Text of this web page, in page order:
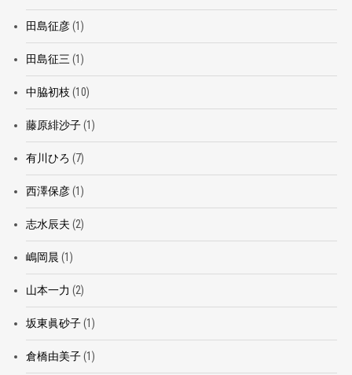
田島征彦(1)
田島征三 (1)
中脇初枝 (10)
藤原緋沙子(1)
有川ひろ (7)
西澤保彦(1)
志水辰夫 (2)
嶋岡晨 (1)
山本一力 (2)
坂東眞砂子(1)
倉橋由美子(1)